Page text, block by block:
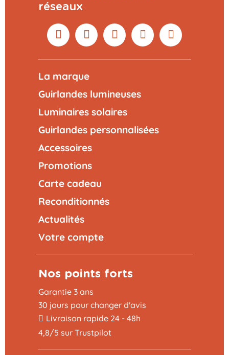
réseaux
La marque
Guirlandes lumineuses
Luminaires solaires
Guirlandes personnalisées
Accessoires
Promotions
Carte cadeau
Reconditionnés
Actualités
Votre compte
Nos points forts
Garantie 3 ans
30 jours pour changer d'avis
Livraison rapide 24 - 48h
4,8/5 sur Trustpilot